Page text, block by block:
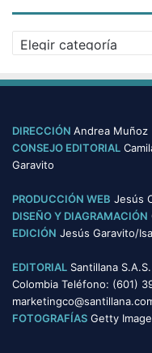
Categorías
DIRECCIÓN Andrea Muñoz
CONSEJO EDITORIAL
Garavito
PRODUCCIÓN WEB Jesús
DISEÑO Y DIAGRAMACIÓN
EDICIÓN Jesús Garavito/
EDITORIAL Santillana
Colombia Teléfono: (601)
FOTOGRAFÍAS Getty